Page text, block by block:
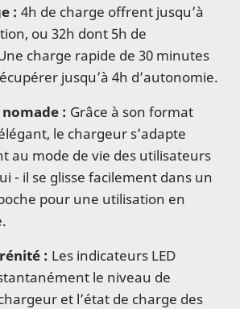
: 4h de charge offrent jusqu’à
ou 32h dont 5h de
charge rapide de 30 minutes
jusqu’à 4h d’autonomie.
: Grâce à son format
le chargeur s’adapte
au mode de vie des utilisateurs
- il se glisse facilement dans un
pour une utilisation en
: Les indicateurs LED
le niveau de
et l’état de charge des